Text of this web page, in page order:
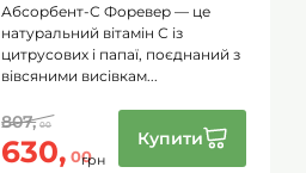
60 мг 100 табл
Абсорбент-С Форевер — це
натуральний вітамін С із
цитрусових і папаї, поєднаний з
вівсяними висівкам...
630, 00грн
807, 00
Купити